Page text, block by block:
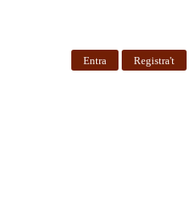
Entra Registra't